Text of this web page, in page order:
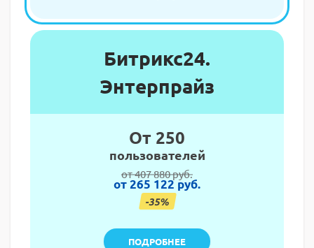
Битрикс24.
Энтерпрайз
От 250
пользователей
от 407 880 руб.
от 265 122 руб.
-35%
ПОДРОБНЕЕ